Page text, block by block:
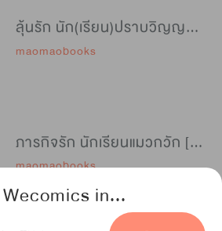
in...
ลุ้นรัก นัก(เรียน)ปราบวิญญาณ [封灵特优生]
maomaobooks
ภารกิจรัก นักเรียนแมวกวัก [招财特优生]
maomaobooks